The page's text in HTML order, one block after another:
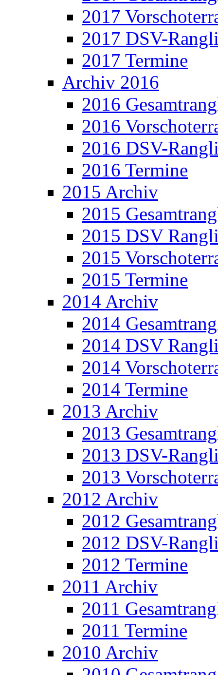
2017
2017 DSV-
2017 Termine
Archiv 2016
2016
2016
2016 DSV-
2016 Termine
2015 Archiv
2015
2015 DSV
2015
2015 Termine
2014 Archiv
2014
2014 DSV
2014
2014 Termine
2013 Archiv
2013
2013 DSV-
2013
2012 Archiv
2012
2012 DSV-
2012 Termine
2011 Archiv
2011
2011 Termine
2010 Archiv